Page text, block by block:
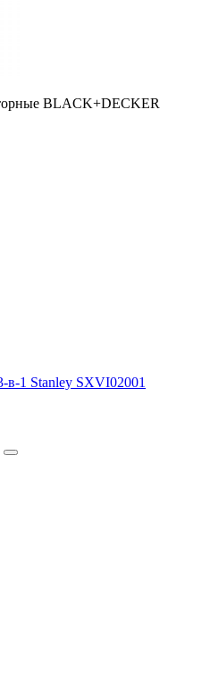
BLACK+DECKER
в-1 Stanley SXVI02001